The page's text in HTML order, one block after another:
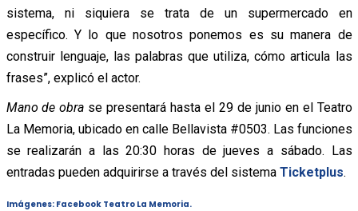
sistema, ni siquiera se trata de un supermercado en
específico. Y lo que nosotros ponemos es su manera de
construir lenguaje, las palabras que utiliza, cómo articula las
frases”, explicó el actor.
Mano de obra se presentará hasta el 29 de junio en el Teatro
La Memoria, ubicado en calle Bellavista #0503. Las funciones
se realizarán a las 20:30 horas de jueves a sábado. Las
entradas pueden adquirirse a través del sistema Ticketplus.
Imágenes: Facebook Teatro La Memoria.